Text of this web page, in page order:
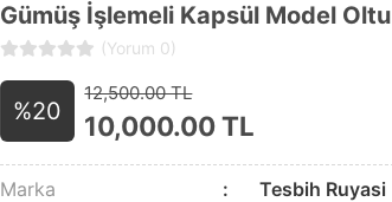
Gümüş İşlemeli Kapsül Model Oltu
(Yorum 0)
%20
12,500.00 TL
10,000.00TL
Marka
Tesbih Ruyasi